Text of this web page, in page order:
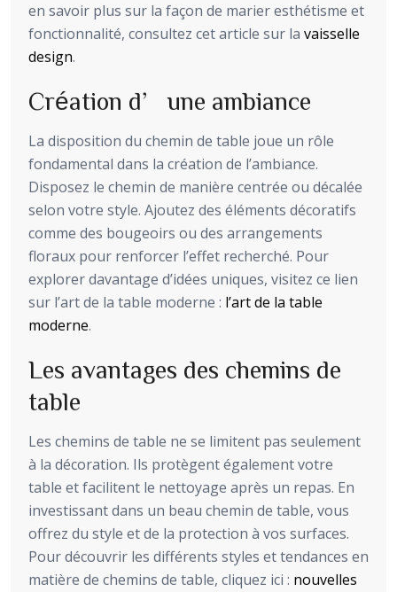
en savoir plus sur la façon de marier esthétisme et
fonctionnalité, consultez cet article sur la vaisselle
design.
Création d’une ambiance
La disposition du chemin de table joue un rôle
fondamental dans la création de l’ambiance.
Disposez le chemin de manière centrée ou décalée
selon votre style. Ajoutez des éléments décoratifs
comme des bougeoirs ou des arrangements
floraux pour renforcer l’effet recherché. Pour
explorer davantage d’idées uniques, visitez ce lien
sur l’art de la table moderne : l’art de la table
moderne.
Les avantages des chemins de
table
Les chemins de table ne se limitent pas seulement
à la décoration. Ils protègent également votre
table et facilitent le nettoyage après un repas. En
investissant dans un beau chemin de table, vous
offrez du style et de la protection à vos surfaces.
Pour découvrir les différents styles et tendances en
matière de chemins de table, cliquez ici : nouvelles